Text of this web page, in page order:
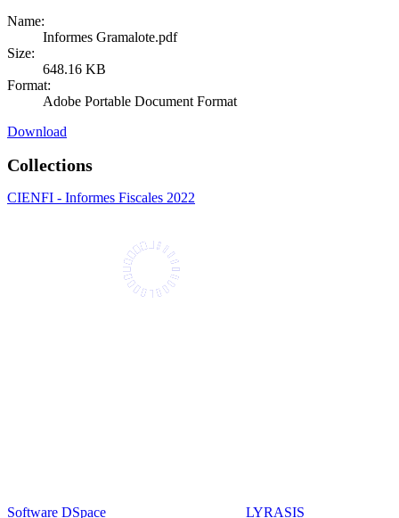
Name:
Informes Gramalote.pdf
Size:
648.16 KB
Format:
Adobe Portable Document Format
Download
Collections
CIENFI - Informes Fiscales 2022
Software DSpace LYRASIS